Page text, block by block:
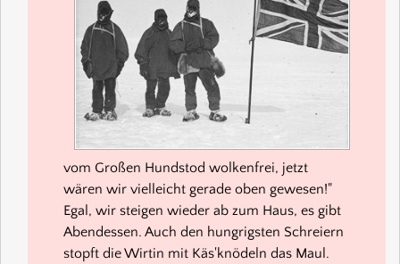
vom Großen Hundstod wolkenfrei, jetzt
wären wir vielleicht gerade oben gewesen!"
Egal, wir steigen wieder ab zum Haus, es gibt
Abendessen. Auch den hungrigsten Schreiern
stopft die Wirtin mit Käs'knödeln das Maul.